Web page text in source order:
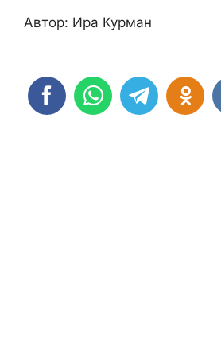
Автор: Ира Курман